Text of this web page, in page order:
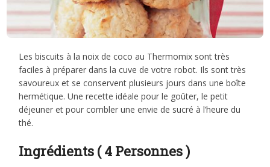
Les biscuits à la noix de coco au Thermomix sont très
faciles à préparer dans la cuve de votre robot. Ils sont très
savoureux et se conservent plusieurs jours dans une boîte
hermétique. Une recette idéale pour le goûter, le petit
déjeuner et pour combler une envie de sucré à l’heure du
thé.
Ingrédients ( 4 Personnes )